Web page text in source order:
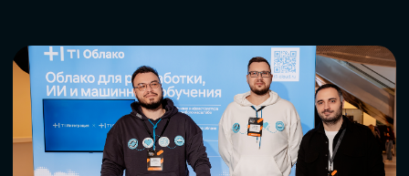
СКАЧАТЬ ПРОГРАММУ
СТАТЬ СПИКЕРОМ
СТАТЬ УЧАСТНИКОМ